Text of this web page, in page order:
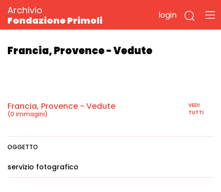
Archivio
Fondazione Primoli
login
Francia, Provence - Vedute
Francia, Provence - Vedute
(0 immagini)
VEDI
TUTTI
OGGETTO
servizio fotografico